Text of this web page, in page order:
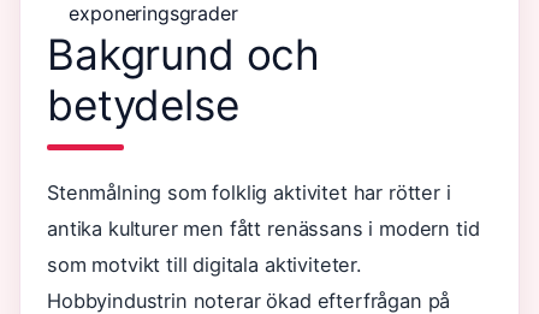
exponeringsgrader
Bakgrund och
betydelse
Stenmålning som folklig aktivitet har rötter i
antika kulturer men fått renässans i modern tid
som motvikt till digitala aktiviteter.
Hobbyindustrin noterar ökad efterfrågan på